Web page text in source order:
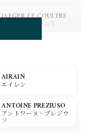
JAEGER LE COULTRE
ジャガー・ルクルト
BREGUET
ブレゲ
BREITLING
ブライトリング
AIRAIN
エイレン
ANTOINE PREZIUSO
アントワーヌ・プレジウ
ソ